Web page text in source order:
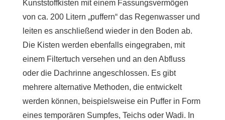
Kunststoffkisten mit einem Fassungsvermögen
von ca. 200 Litern „puffern“ das Regenwasser und
leiten es anschließend wieder in den Boden ab.
Die Kisten werden ebenfalls eingegraben, mit
einem Filtertuch versehen und an den Abfluss
oder die Dachrinne angeschlossen. Es gibt
mehrere alternative Methoden, die entwickelt
werden können, beispielsweise ein Puffer in Form
eines temporären Sumpfes, Teichs oder Wadi. In